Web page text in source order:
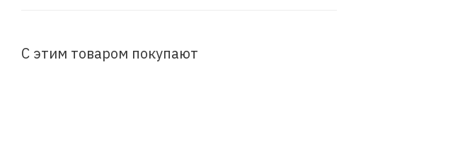
С этим товаром покупают